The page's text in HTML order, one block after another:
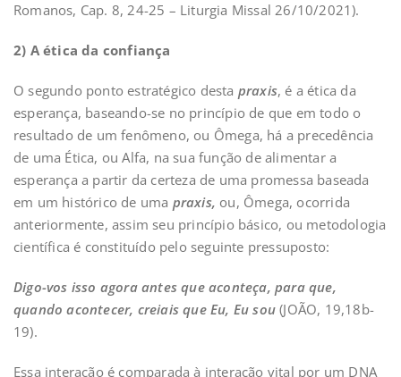
Romanos, Cap. 8, 24-25 – Liturgia Missal 26/10/2021).
2) A ética da confiança
O segundo ponto estratégico desta praxis, é a ética da
esperança, baseando-se no princípio de que em todo o
resultado de um fenômeno, ou Ômega, há a precedência
de uma Ética, ou Alfa, na sua função de alimentar a
esperança a partir da certeza de uma promessa baseada
em um histórico de uma praxis, ou, Ômega, ocorrida
anteriormente, assim seu princípio básico, ou metodologia
científica é constituído pelo seguinte pressuposto:
Digo-vos isso agora antes que aconteça, para que,
quando acontecer, creiais que Eu, Eu sou (JOÃO, 19,18b-
19).
Essa interação é comparada à interação vital por um DNA